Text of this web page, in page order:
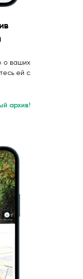
о ваших
ей с
архив!